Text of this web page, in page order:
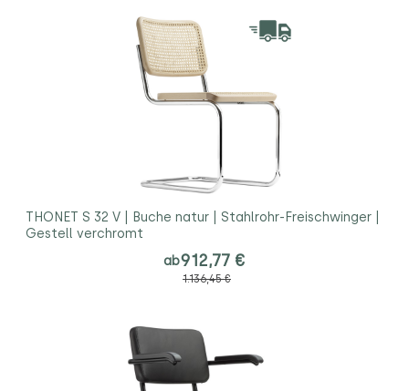
THONET S 32 V | Buche natur | Stahlrohr-Freischwinger |
Gestell verchromt
ab912,77 €
1.136,45 €